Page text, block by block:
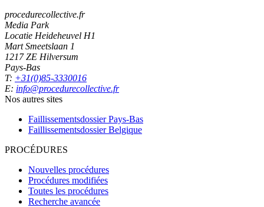
procedurecollective.fr
Media Park
Locatie Heideheuvel H1
Mart Smeetslaan 1
1217 ZE Hilversum
Pays-Bas
T: +31(0)85-3330016
E: info@procedurecollective.fr
Nos autres sites
Faillissementsdossier Pays-Bas
Faillissementsdossier Belgique
PROCÉDURES
Nouvelles procédures
Procédures modifiées
Toutes les procédures
Recherche avancée